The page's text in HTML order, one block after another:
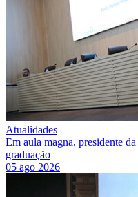
Atualidades
Em aula magna, presidente
graduação
05 ago 2026